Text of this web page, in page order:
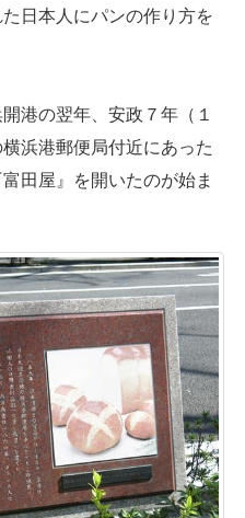
日本人にパンの作り方を
港の翌年、安政７年（１
浜港郵便局付近にあった
田屋』を開いたのが始ま